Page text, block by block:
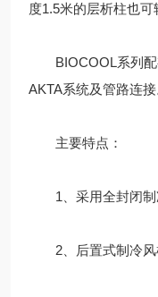
度1.5米的层析柱也可
BIOCOOL系列配
AKTA系统及管路连接
主要特点：
1、采用全封闭制
2、后置式制冷风